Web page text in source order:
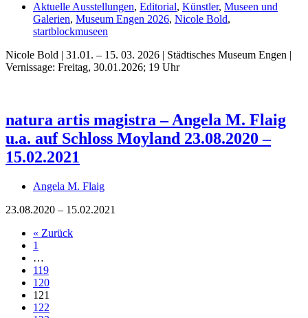
Aktuelle Ausstellungen, Editorial, Künstler, Museen und
Galerien, Museum Engen 2026, Nicole Bold,
startblockmuseen
Nicole Bold | 31.01. – 15. 03. 2026 | Städtisches Museum Engen |
Vernissage: Freitag, 30.01.2026; 19 Uhr
natura artis magistra – Angela M. Flaig
u.a. auf Schloss Moyland 23.08.2020 –
15.02.2021
Angela M. Flaig
23.08.2020 – 15.02.2021
« Zurück
1
…
119
120
121
122